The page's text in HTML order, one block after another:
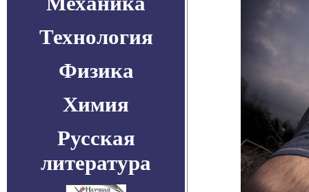
Технология
Физика
Химия
Русская
литература